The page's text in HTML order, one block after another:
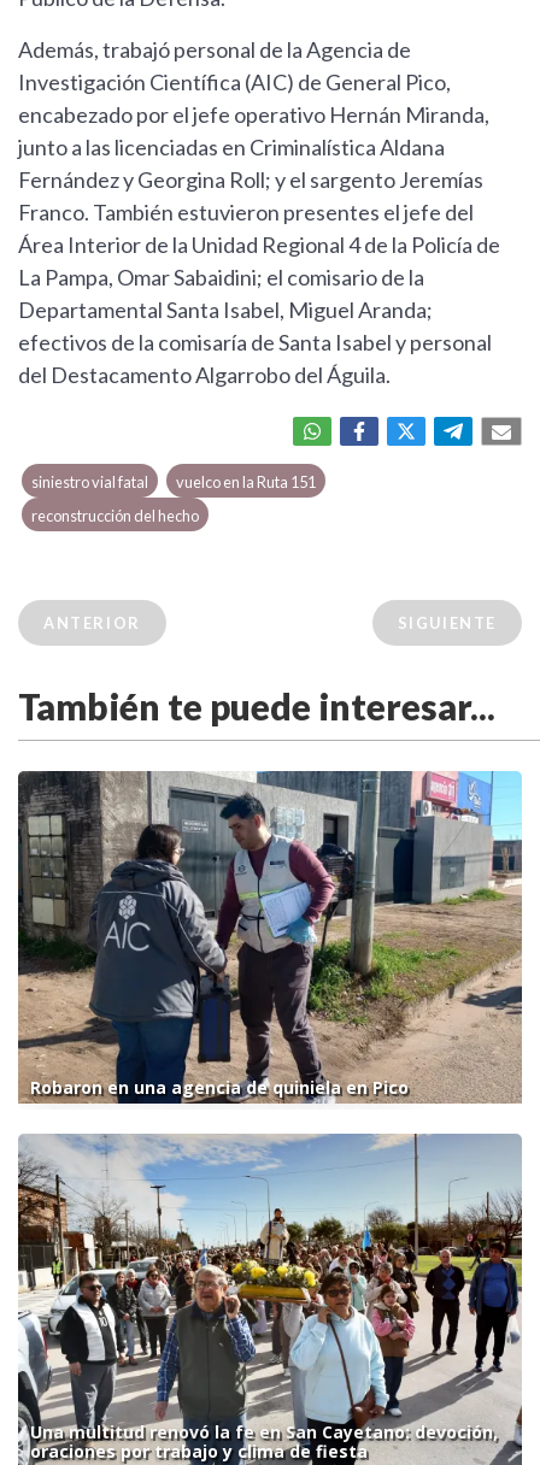
Además, trabajó personal de la Agencia de
Investigación Científica (AIC) de General Pico,
encabezado por el jefe operativo Hernán Miranda,
junto a las licenciadas en Criminalística Aldana
Fernández y Georgina Roll; y el sargento Jeremías
Franco. También estuvieron presentes el jefe del
Área Interior de la Unidad Regional 4 de la Policía de
La Pampa, Omar Sabaidini; el comisario de la
Departamental Santa Isabel, Miguel Aranda;
efectivos de la comisaría de Santa Isabel y personal
del Destacamento Algarrobo del Águila.
siniestro vial fatal
vuelco en la Ruta 151
reconstrucción del hecho
ANTERIOR SIGUIENTE
También te puede interesar...
Robaron en una agencia de quiniela en Pico
Una multitud renovó la fe en San Cayetano: devoción,
oraciones por trabajo y clima de fiesta